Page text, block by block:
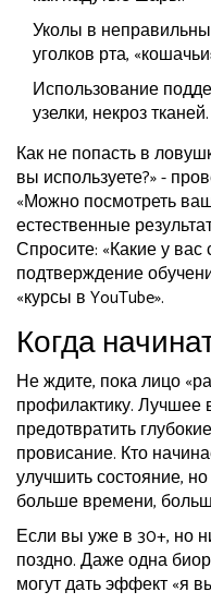
Уколы в
уголков рта,
Использование
узелки, некроз тканей.
Как не попасть в
вы используете?» -
«Можно посмотреть
естественные
Спросите: «Какие у
подтверждение
«курсы в YouTube».
Когда
Не ждите, пока лицо
профилактику. Лучшее
предотвратить
провисание. Кто
улучшить состояние,
больше времени,
Если вы уже в 30+, но
поздно. Даже одна
могут дать эффект «я